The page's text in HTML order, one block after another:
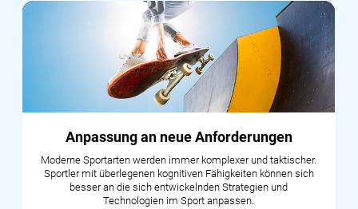
Anpassung an neue Anforderungen
Moderne Sportarten werden immer komplexer und taktischer.
Sportler mit überlegenen kognitiven Fähigkeiten können sich
besser an die sich entwickelnden Strategien und
Technologien im Sport anpassen.